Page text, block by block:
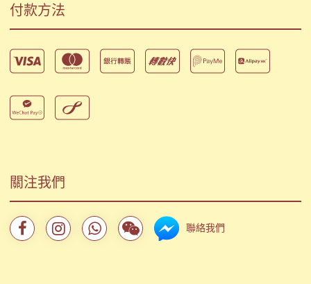
付款方法
關注我們
聯絡我們